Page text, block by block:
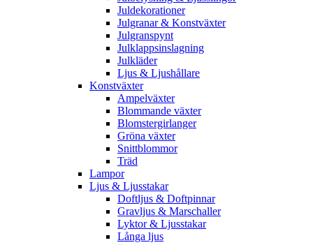
Juldekorationer
Julgranar & Konstväxter
Julgranspynt
Julklappsinslagning
Julkläder
Ljus & Ljushållare
Konstväxter
Ampelväxter
Blommande växter
Blomstergirlanger
Gröna växter
Snittblommor
Träd
Lampor
Ljus & Ljusstakar
Doftljus & Doftpinnar
Gravljus & Marschaller
Lyktor & Ljusstakar
Långa ljus